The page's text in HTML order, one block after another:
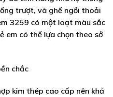
trượt, và ghế ngồi thoải
3259 có một loạt màu sắc
em có thể lựa chọn theo sở
chắc
kim thép cao cấp nên khả